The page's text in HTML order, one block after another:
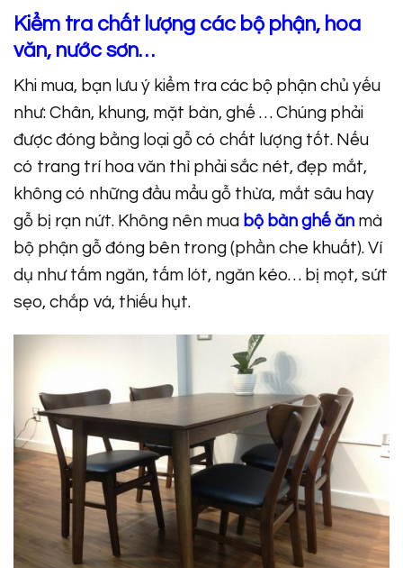
Kiểm tra chất lượng các bộ phận, hoa
văn, nước sơn…
Khi mua, bạn lưu ý kiểm tra các bộ phận chủ yếu
như: Chân, khung, mặt bàn, ghế … Chúng phải
được đóng bằng loại gỗ có chất lượng tốt. Nếu
có trang trí hoa văn thì phải sắc nét, đẹp mắt,
không có những đầu mẩu gỗ thừa, mắt sâu hay
gỗ bị rạn nứt. Không nên mua bộ bàn ghế ăn mà
bộ phận gỗ đóng bên trong (phần che khuất). Ví
dụ như tấm ngăn, tấm lót, ngăn kéo… bị mọt, sứt
sẹo, chắp vá, thiếu hụt.